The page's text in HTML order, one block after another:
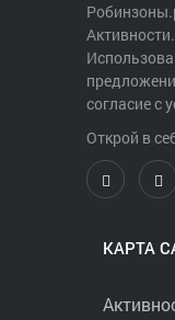
Активности.
согласие с
Открой в
КАРТА